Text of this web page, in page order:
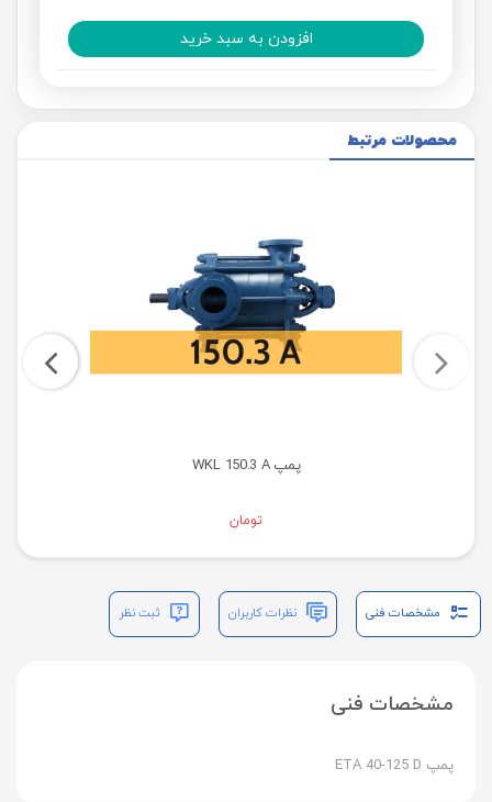
افزودن به سبد خرید
محصولات مرتبط
پمپ WKL 150.3 A
تومان
مشخصات فنی نظرات کاربران ثبت نظر
مشخصات فنی
پمپ ETA 40-125 D